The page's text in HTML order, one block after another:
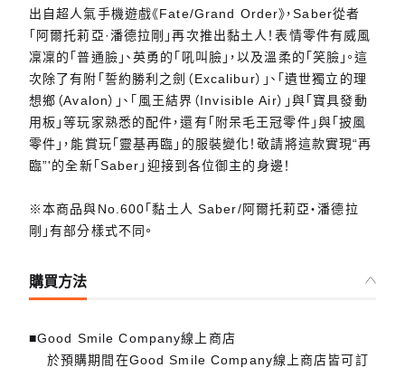
出自超人氣手機遊戲《Fate/Grand Order》，Saber從者
「阿爾托莉亞·潘德拉剛」再次推出黏土人！表情零件有威風
凜凜的「普通臉」、英勇的「吼叫臉」，以及溫柔的「笑臉」。這
次除了有附「誓約勝利之劍（Excalibur）」、「遺世獨立的理
想鄉（Avalon）」、「風王結界（Invisible Air）」與「寶具發動
用板」等玩家熟悉的配件，還有「附呆毛王冠零件」與「披風
零件」，能賞玩「靈基再臨」的服裝變化！敬請將這款實現“再
臨”'的全新「Saber」迎接到各位御主的身邊！
※本商品與No.600「黏土人 Saber/阿爾托莉亞・潘德拉
剛」有部分樣式不同。
購買方法
■Good Smile Company線上商店
於預購期間在Good Smile Company線上商店皆可訂